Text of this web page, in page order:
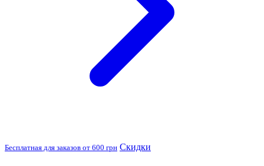
Бесплатная для заказов от 600 грн Скидки